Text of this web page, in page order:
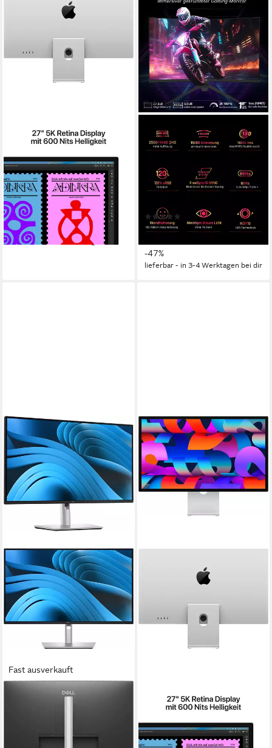
Studio Display LED-Monitor
68,29 cm/ 27 Zoll Diagonale
5120 x 2880 px, 5K
Auflösung
60 Hz Bildwiederholfrequenz
Produktdatenblatt
1.670,36 € UVP1.699,00 €
48,50 €
mtl. in 48 Raten
-2%
lieferbar - in 1-2 Werktagen bei dir
Sehr beliebt
H27S17 Curved-Gaming-
2560 x 1440 px, QHD
Auflösung
1 ms Reaktionszeit
180 Hz
Bildwiederholfrequenz
Produktdatenblatt
(20)
149,00 € UVP279,00 €
-47%
lieferbar - in 3-4 Werktagen bei dir
Fast ausverkauft
Monitor
Studio Display LED-Monitor
68,29 cm/ 27 Zoll Diagonale
5120 x 2880 px, 5K
Auflösung
60 Hz Bildwiederholfrequenz